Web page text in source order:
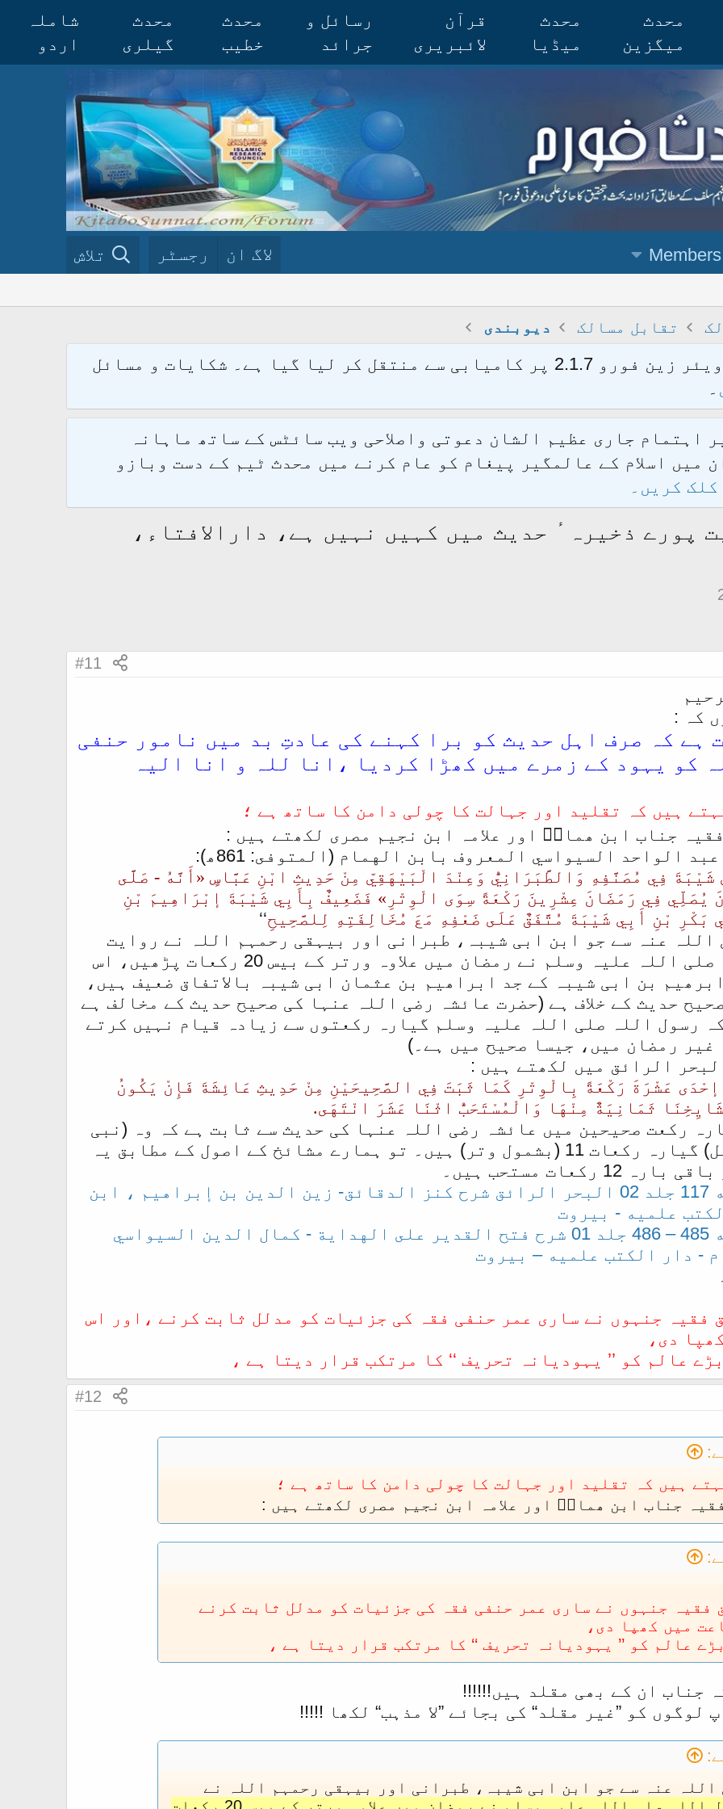
محدث
میگزین
محدث
میڈیا
قرآن
لائبریری
رسائل و
جرائد
محدث
خطیب
محدث
گیلری
شاملہ
اردو
Members لاگ ان رجسٹر تلاش
تقابل مسالک دیوبندی
الحمدللہ محدث فورم کو نئےسافٹ ویئر زین فورو 2.1.7 پر کامیابی سے منتقل کر لیا گیا ہے۔ شکایات و مسائل
۔
اہتمام جاری عظیم الشان دعوتی واصلاحی ویب سائٹس کے ساتھ ماہانہ
میں اسلام کے عالمگیر پیغام کو عام کرنے میں محدث ٹیم کے دست وبازو
کلک کریں۔
پورے ذخیرہٴ حدیث میں کہیں نہیں ہے، دارالافتاء،
#11
کہ :
ہے کہ صرف اہل حدیث کو برا کہنے کی عادتِ بد میں نامور حنفی
کو یہود کے زمرے میں کھڑا کردیا ،انا للہ و انا الیہ
ہیں کہ تقلید اور جہالت کا چولی دامن کا ساتھ ہے ؛
جناب ابن ھمامؒ اور علامہ ابن نجیم مصری لکھتے ہیں :
الواحد السيواسي المعروف بابن الهمام (المتوفى: 861ھ):
شَيْبَةَ فِي مُصَنَّفِهِ وَالطَّبَرَانِيُّ وَعِنْدَ الْبَيْهَقِيّ مِنْ حَدِيثِ ابْنِ عَبَّاسٍ «أَنَّهُ - صَلَّى
يُصَلِّي فِي رَمَضَانَ عِشْرِينَ رَكْعَةً سِوَى الْوِتْرِ» فَضَعِيفٌ بِأَبِي شَيْبَةَ إبْرَاهِيمَ بْنِ
بَكْرِ بْنِ أَبِي شَيْبَةَ مُتَّفَقٌ عَلَى ضَعْفِهِ مَعَ مُخَالِفَتِهِ لِلصَّحِيحِ‘‘
اللہ عنہ سے جو ابن ابی شیبہ، طبرانی اور بیہقی رحمہم اللہ نے روایت
کیا ہے کہ رسول اللہ صلی اللہ علیہ وسلم نے رمضان میں علاوہ ورتر کے بیس 20 رکعات پڑھیں، اس
بن ابی شیبہ کے جد ابراھیم بن عثمان ابی شیبہ بالاتفاق ضعیف ہیں،
حدیث کے خلاف ہے (حضرت عائشہ رضی اللہ عنہا کی صحیح حدیث کے مخالف ہے
رسول اللہ صلی اللہ علیہ وسلم گیارہ رکعتوں سے زیادہ قیام نہیں کرتے
غیر رمضان میں، جیسا صحیح میں ہے۔)
الرائق میں لکھتے ہیں :
عَشْرَةَ رَكْعَةً بِالْوِتْرِ كَمَا ثَبَتَ فِي الصَّحِيحَيْنِ مِنْ حَدِيثِ عَائِشَةَ فَإِنْ يَكُونُ
ثَمَانِيَةٌ مِنْهَا وَالْمُسْتَحَبُّ اثْنَا عَشَرَ انْتَهَى.
رکعت صحیحین میں عائشہ رضی اللہ عنہا کی حدیث سے ثابت ہے کہ وہ (نبی
صلی اللہ علیہ کا عمل) گیارہ رکعات 11 (بشمول وتر) ہیں۔ تو ہمارے مشائخ کے اصول کے مطابق یہ
ملاحظہ فرمائیں: صفحه 117 جلد 02 البحر الرائق شرح كنز الدقائق- زين الدين بن إبراهيم ، ابن
علميه - بيروت
ملاحظہ فرمائیں: صفحه 485 – 486 جلد 01 شرح فتح القدير على الهداية - كمال الدين السيواسي
- دار الكتب علميه – بيروت
فقیہ جنہوں نے ساری عمر حنفی فقہ کی جزئیات کو مدلل ثابت کرنے ،اور اس
دی،
عالم کو ’’ یہودیانہ تحریف ‘‘ کا مرتکب قرار دیتا ہے ،
#12
ہیں کہ تقلید اور جہالت کا چولی دامن کا ساتھ ہے ؛
جناب ابن ھمامؒ اور علامہ ابن نجیم مصری لکھتے ہیں :
فقیہ جنہوں نے ساری عمر حنفی فقہ کی جزئیات کو مدلل ثابت کرنے
میں کھپا دی،
عالم کو ’’ یہودیانہ تحریف ‘‘ کا مرتکب قرار دیتا ہے ،
جناب ان کے بھی مقلد ہیں!!!!!!
لوگوں کو ”غیر مقلد“ کی بجائے ”لا مذہب“ لکھا !!!!!
اللہ عنہ سے جو ابن ابی شیبہ، طبرانی اور بیہقی رحمہم اللہ نے